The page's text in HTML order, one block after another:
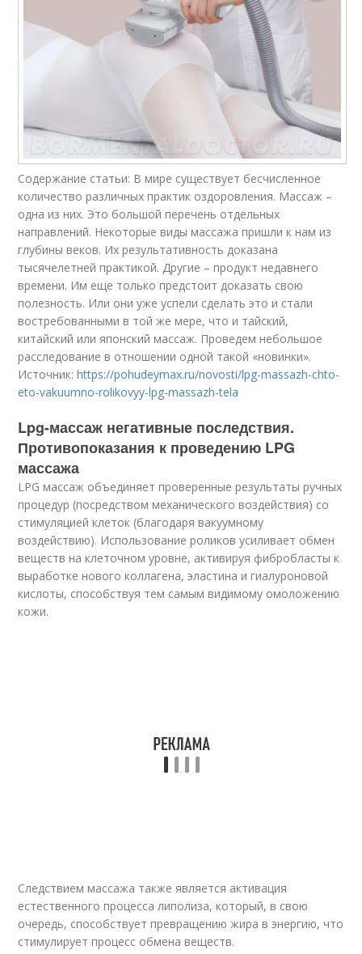
Содержание статьи: В мире существует бесчисленное
количество различных практик оздоровления. Массаж –
одна из них. Это большой перечень отдельных
направлений. Некоторые виды массажа пришли к нам из
глубины веков. Их результативность доказана
тысячелетней практикой. Другие – продукт недавнего
времени. Им еще только предстоит доказать свою
полезность. Или они уже успели сделать это и стали
востребованными в той же мере, что и тайский,
китайский или японский массаж. Проведем небольшое
расследование в отношении одной такой «новинки».
Источник:https://pohudeymax.ru/novosti/lpg-massazh-chto-
eto-vakuumno-rolikovyy-lpg-massazh-tela
Lpg-массаж негативные последствия.
Противопоказания к проведению LPG
массажа
LPG массаж объединяет проверенные результаты ручных
процедур (посредством механического воздействия) со
стимуляцией клеток (благодаря вакуумному
воздействию). Использование роликов усиливает обмен
веществ на клеточном уровне, активируя фибробласты к
выработке нового коллагена, эластина и гиалуроновой
кислоты, способствуя тем самым видимому омоложению
кожи.
Следствием массажа также является активация
естественного процесса липолиза, который, в свою
очередь, способствует превращению жира в энергию, что
стимулирует процесс обмена веществ.